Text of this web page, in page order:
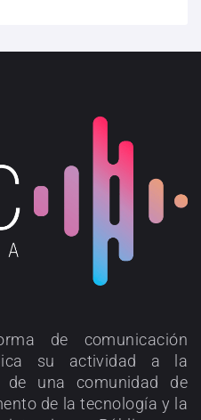
de comunicación
su actividad a la
de una comunidad de
de la tecnología y la